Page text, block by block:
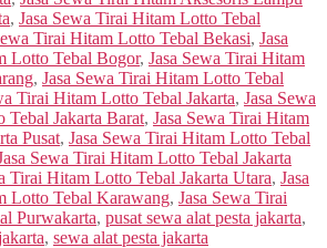
, Jasa Sewa Tirai Hitam Lotto Tebal
Tirai Hitam Lotto Tebal Bekasi, Jasa
Lotto Tebal Bogor, Jasa Sewa Tirai Hitam
, Jasa Sewa Tirai Hitam Lotto Tebal
Tirai Hitam Lotto Tebal Jakarta, Jasa Sewa
Jakarta Barat, Jasa Sewa Tirai Hitam
Pusat, Jasa Sewa Tirai Hitam Lotto Tebal
Sewa Tirai Hitam Lotto Tebal Jakarta
Tirai Hitam Lotto Tebal Jakarta Utara, Jasa
Lotto Tebal Karawang, Jasa Sewa Tirai
Purwakarta, pusat sewa alat pesta jakarta,
, sewa alat pesta jakarta